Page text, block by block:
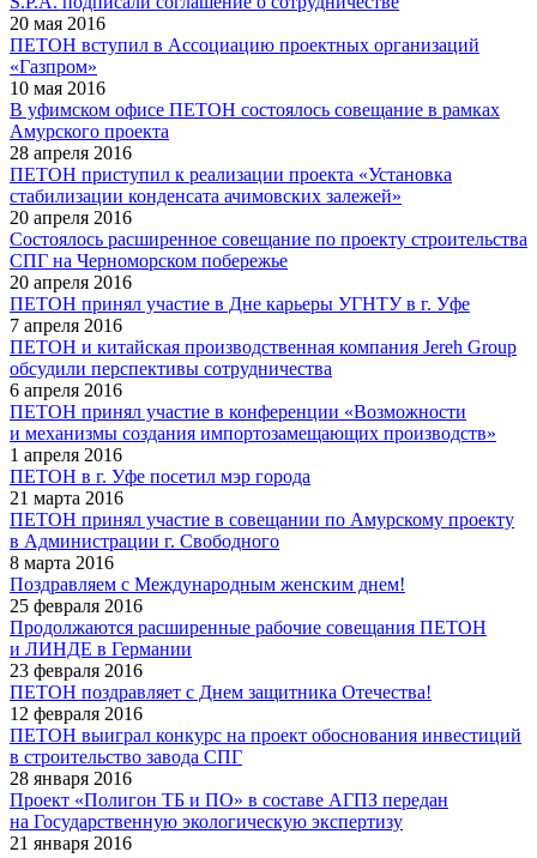
20 мая 2016
ПЕТОН вступил в Ассоциацию проектных организаций
«Газпром»
10 мая 2016
В уфимском офисе ПЕТОН состоялось совещание в рамках
Амурского проекта
28 апреля 2016
ПЕТОН приступил к реализации проекта «Установка
стабилизации конденсата ачимовских залежей»
20 апреля 2016
Состоялось расширенное совещание по проекту строительства
СПГ на Черноморском побережье
20 апреля 2016
ПЕТОН принял участие в Дне карьеры УГНТУ в г. Уфе
7 апреля 2016
ПЕТОН и китайская производственная компания Jereh Group
обсудили перспективы сотрудничества
6 апреля 2016
ПЕТОН принял участие в конференции «Возможности
и механизмы создания импортозамещающих производств»
1 апреля 2016
ПЕТОН в г. Уфе посетил мэр города
21 марта 2016
ПЕТОН принял участие в совещании по Амурскому проекту
в Администрации г. Свободного
8 марта 2016
Поздравляем с Международным женским днем!
25 февраля 2016
Продолжаются расширенные рабочие совещания ПЕТОН
и ЛИНДЕ в Германии
23 февраля 2016
ПЕТОН поздравляет с Днем защитника Отечества!
12 февраля 2016
ПЕТОН выиграл конкурс на проект обоснования инвестиций
в строительство завода СПГ
28 января 2016
Проект «Полигон ТБ и ПО» в составе АГПЗ передан
на Государственную экологическую экспертизу
21 января 2016